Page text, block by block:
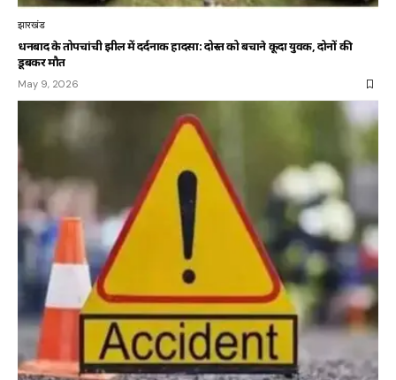
झारखंड
धनबाद के तोपचांची झील में दर्दनाक हादसा: दोस्त को बचाने कूदा युवक, दोनों की
डूबकर मौत
May 9, 2026